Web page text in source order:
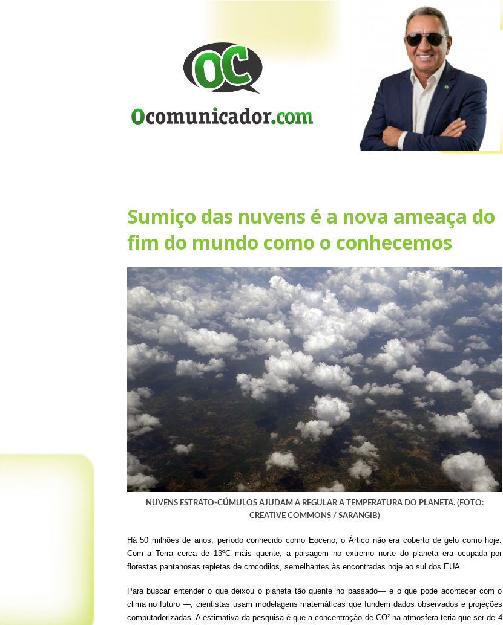
Sumiço das nuvens é a nova ameaça do
fim do mundo como o conhecemos
NUVENS ESTRATO-CÚMULOS AJUDAM A REGULAR A TEMPERATURA DO PLANETA. (FOTO:
CREATIVE COMMONS / SARANGIB)
Há 50 milhões de anos, período conhecido como Eoceno, o Ártico não era coberto de gelo como hoje.
Com a Terra cerca de 13ºC mais quente, a paisagem no extremo norte do planeta era ocupada por
florestas pantanosas repletas de crocodilos, semelhantes às encontradas hoje ao sul dos EUA.
Para buscar entender o que deixou o planeta tão quente no passado— e o que pode acontecer com o
clima no futuro —, cientistas usam modelagens matemáticas que fundem dados observados e projeções
computadorizadas. A estimativa da pesquisa é que a concentração de CO² na atmosfera teria que ser de 4